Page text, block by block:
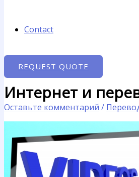
Contact
REQUEST QUOTE
Интернет и
Оставьте комментарий /